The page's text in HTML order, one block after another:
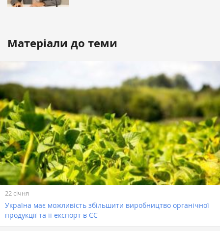
Матеріали до теми
22 січня
Україна має можливість збільшити виробництво органічної
продукції та її експорт в ЄС